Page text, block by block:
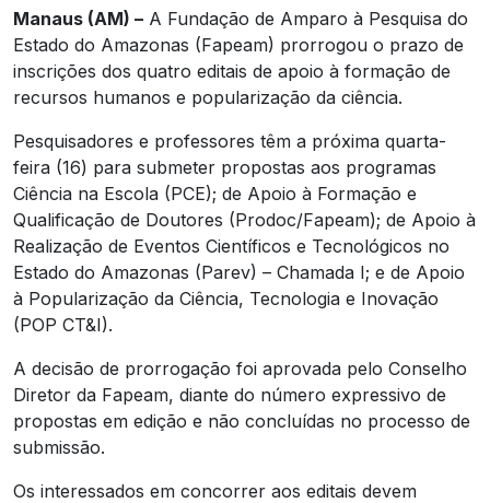
Manaus (AM) – A Fundação de Amparo à Pesquisa do
Estado do Amazonas (Fapeam) prorrogou o prazo de
inscrições dos quatro editais de apoio à formação de
recursos humanos e popularização da ciência.
Pesquisadores e professores têm a próxima quarta-
feira (16) para submeter propostas aos programas
Ciência na Escola (PCE); de Apoio à Formação e
Qualificação de Doutores (Prodoc/Fapeam); de Apoio à
Realização de Eventos Científicos e Tecnológicos no
Estado do Amazonas (Parev) – Chamada I; e de Apoio
à Popularização da Ciência, Tecnologia e Inovação
(POP CT&I).
A decisão de prorrogação foi aprovada pelo Conselho
Diretor da Fapeam, diante do número expressivo de
propostas em edição e não concluídas no processo de
submissão.
Os interessados em concorrer aos editais devem